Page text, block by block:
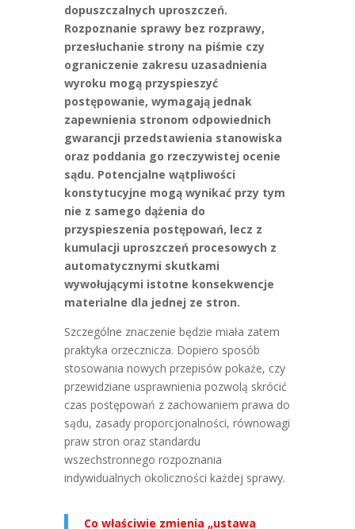
dopuszczalnych uproszczeń.
Rozpoznanie sprawy bez rozprawy,
przesłuchanie strony na piśmie czy
ograniczenie zakresu uzasadnienia
wyroku mogą przyspieszyć
postępowanie, wymagają jednak
zapewnienia stronom odpowiednich
gwarancji przedstawienia stanowiska
oraz poddania go rzeczywistej ocenie
sądu. Potencjalne wątpliwości
konstytucyjne mogą wynikać przy tym
nie z samego dążenia do
przyspieszenia postępowań, lecz z
kumulacji uproszczeń procesowych z
automatycznymi skutkami
wywołującymi istotne konsekwencje
materialne dla jednej ze stron.
Szczególne znaczenie będzie miała zatem
praktyka orzecznicza. Dopiero sposób
stosowania nowych przepisów pokaże, czy
przewidziane usprawnienia pozwolą skrócić
czas postępowań z zachowaniem prawa do
sądu, zasady proporcjonalności, równowagi
praw stron oraz standardu
wszechstronnego rozpoznania
indywidualnych okoliczności każdej sprawy.
Co właściwie zmienia „ustawa